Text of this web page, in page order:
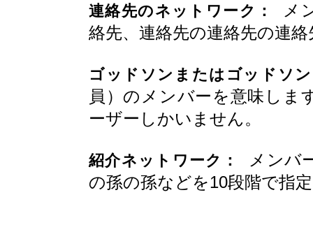
連絡先のネットワーク：
メ
絡先、連絡先の連絡先の連
ゴッドソンまたはゴッドソン
員）のメンバーを意味しま
ーザーしかいません。
紹介ネットワーク：
メンバ
の孫の孫などを10段階で指